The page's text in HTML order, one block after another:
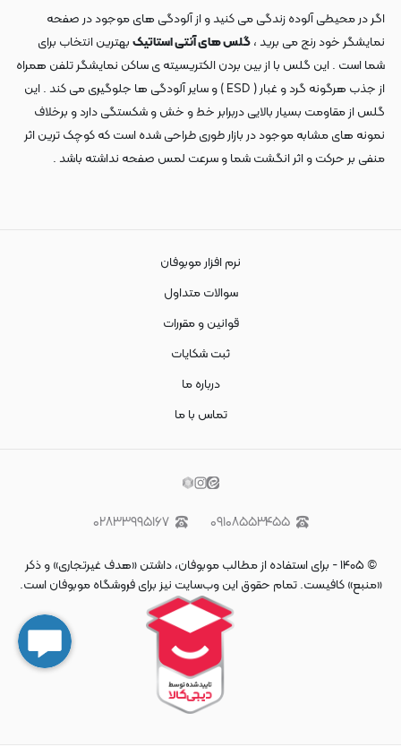
اگر در محیطی آلوده زندگی می کنید و از آلودگی های موجود در صفحه
نمایشگر خود رنج می برید ،گلس های آنتی استاتیکبهترین انتخاب برای
شما است . این گلس با از بین بردن الکتریسیته ی ساکن نمایشگر تلفن همراه
از جذب هرگونه گرد و غبار ( ESD ) و سایر آلودگی ها جلوگیری می کند . این
گلس از مقاومت بسیار بالایی دربرابر خط و خش و شکستگی دارد و برخلاف
نمونه های مشابه موجود در بازار طوری طراحی شده است که کوچک ترین اثر
منفی بر حرکت و اثر انگشت شما و سرعت لمس صفحه نداشته باشد .
نرم افزار موبوفان
سوالات متداول
قوانین و مقررات
ثبت شکایات
درباره ما
تماس با ما
۰۹۱۰۸۵۵۳۴۵۵ ۰۲۸۳۳۹۹۵۱۶۷
©۱۴۰۵- برای استفاده از مطالب موبوفان، داشتن «هدف غیرتجاری» و ذکر
«منبع» کافیست. تمام حقوق اين وب‌سايت نیز برای فروشگاه موبوفان است.